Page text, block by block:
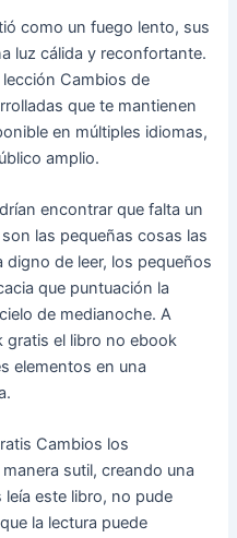
como un fuego lento, sus
luz cálida y reconfortante.
Cambios de
que te mantienen
en múltiples idiomas,
amplio.
encontrar que falta un
las pequeñas cosas las
de leer, los pequeños
que puntuación la
de medianoche. A
gratis el libro no ebook
elementos en una
Cambios los
sutil, creando una
este libro, no pude
la lectura puede